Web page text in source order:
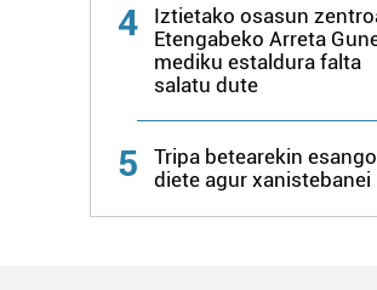
4
Iztietako osasun
Etengabeko Arreta
mediku estaldura falta
salatu dute
5
Tripa betearekin esango
diete agur xanistebanei